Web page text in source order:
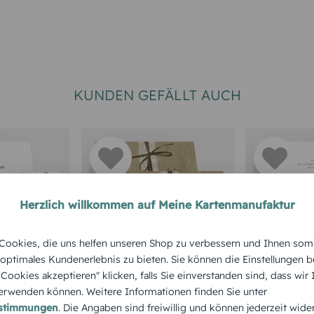
KUNDEN GEFÄLLT AUCH
Tischkarte Vintage
Lace
Band
Herzlich willkommen auf Meine Kartenmanufaktur
die uns helfen unseren Shop zu verbessern und Ihnen
Kundenerlebnis zu bieten. Sie können die Einstellungen
akzeptieren" klicken, falls Sie einverstanden sind, dass
können. Weitere Informationen finden Sie unter
. Die Angaben sind freiwillig und können jederzeit